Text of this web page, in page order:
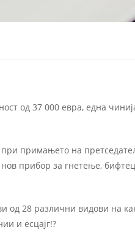
од 37 000 евра, една
примањето на
нов прибор за гнетење,
од 28 различни видови на
и есцајг!?